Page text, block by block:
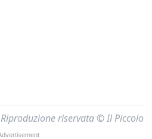
Riproduzione riservata © Il Piccolo